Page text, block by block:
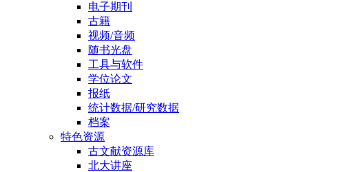
电子期刊
古籍
视频/音频
随书光盘
工具与软件
学位论文
报纸
统计数据/研究数据
档案
特色资源
古文献资源库
北大讲座